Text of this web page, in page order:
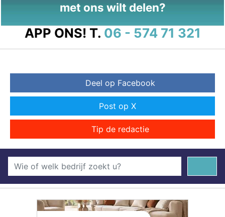
met ons wilt delen?
APP ONS! T. 06 - 574 71 321
Deel op Facebook
Post op X
Tip de redactie